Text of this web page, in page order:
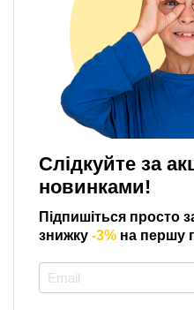
Слідкуйте за
новинками!
Підпишіться просто
знижку -3% на першу